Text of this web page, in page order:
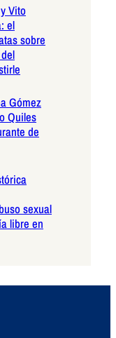
Vito
el
sobre
Gómez
Quiles
de
sexual
libre en